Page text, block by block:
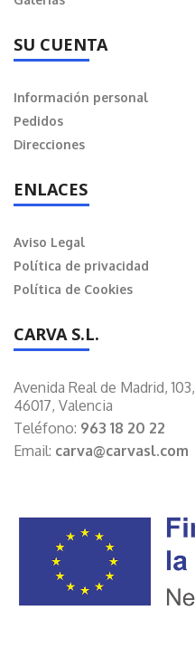
SU CUENTA
Información personal
Pedidos
Direcciones
ENLACES
Aviso Legal
Política de privacidad
Política de Cookies
CARVA S.L.
Avenida Real de Madrid, 103,
46017, Valencia
Teléfono: 963 18 20 22
Email: carva@carvasl.com